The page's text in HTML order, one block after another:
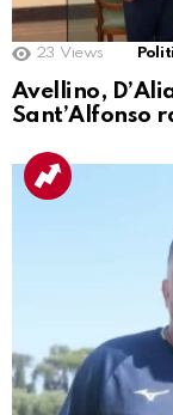
23 Views
Avellino,
Sant’Alfonso